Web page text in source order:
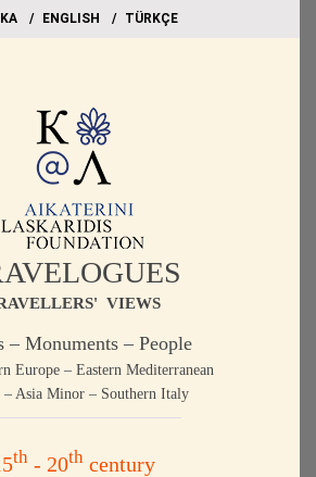
ΕΝGLISH TÜRKÇE
VIEWS
– Monuments – People
Europe – Eastern Mediterranean
– Asia Minor – Southern Italy
th- 20thcentury